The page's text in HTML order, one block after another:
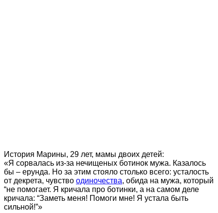
История Марины, 29 лет, мамы двоих детей:
«Я сорвалась из-за нечищеных ботинок мужа. Казалось
бы – ерунда. Но за этим стояло столько всего: усталость
от декрета, чувство одиночества, обида на мужа, который
“не помогает. Я кричала про ботинки, а на самом деле
кричала: “Заметь меня! Помоги мне! Я устала быть
сильной!”»